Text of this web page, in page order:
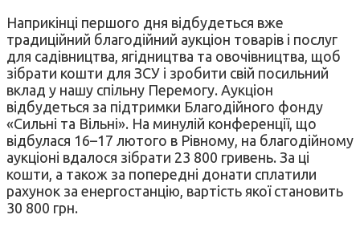
Наприкінці першого дня відбудеться вже
традиційний благодійний аукціон товарів і послуг
для садівництва, ягідництва та овочівництва, щоб
зібрати кошти для ЗСУ і зробити свій посильний
вклад у нашу спільну Перемогу. Аукціон
відбудеться за підтримки Благодійного фонду
«Сильні та Вільні». На минулій конференції, що
відбулася 16–17 лютого в Рівному, на благодійному
аукціоні вдалося зібрати 23 800 гривень. За ці
кошти, а також за попередні донати сплатили
рахунок за енергостанцію, вартість якої становить
30 800 грн.